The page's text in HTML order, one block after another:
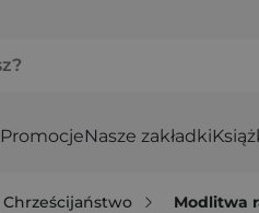
PromocjeNasze zakładki
Chrześcijaństwo Modlitwa